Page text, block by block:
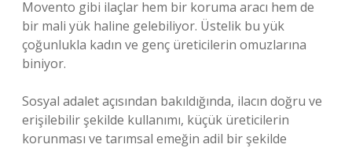
Movento gibi ilaçlar hem bir koruma aracı hem de
bir mali yük haline gelebiliyor. Üstelik bu yük
çoğunlukla kadın ve genç üreticilerin omuzlarına
biniyor.
Sosyal adalet açısından bakıldığında, ilacın doğru ve
erişilebilir şekilde kullanımı, küçük üreticilerin
korunması ve tarımsal emeğin adil bir şekilde